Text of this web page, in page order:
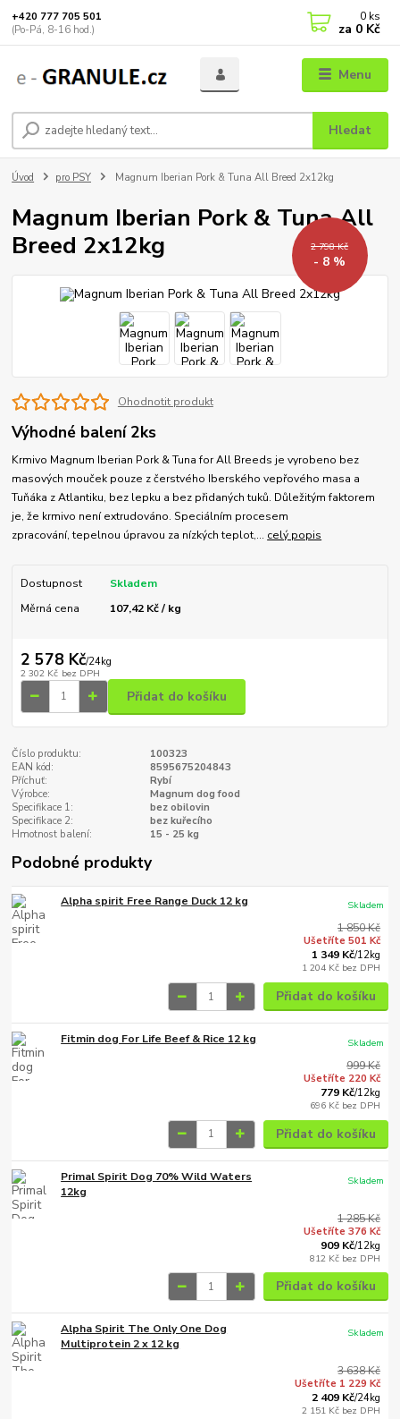
Menu
Hledat
+420 777 705 501
(Po-Pá, 8-16 hod.)
0 ks
za 0 Kč
Úvod pro PSY Magnum Iberian Pork & Tuna All Breed 2x12kg
Magnum Iberian Pork & Tuna All
Breed 2x12kg
2 798 Kč
- 8 %
Ohodnotit produkt
Výhodné balení 2ks
Krmivo Magnum Iberian Pork & Tuna for All Breeds je vyrobeno bez
masových mouček pouze z čerstvého Iberského vepřového masa a
Tuňáka z Atlantiku, bez lepku a bez přidaných tuků. Důležitým faktorem
je, že krmivo není extrudováno. Speciálním procesem
zpracování, tepelnou úpravou za nízkých teplot,... celý popis
Dostupnost
Skladem
Měrná cena
107,42 Kč / kg
2 578 Kč/24kg
2 302 Kč bez DPH
Přidat do košíku
Číslo produktu:
100323
EAN kód:
8595675204843
Příchuť:
Rybí
Výrobce:
Magnum dog food
Specifikace 1:
bez obilovin
Specifikace 2:
bez kuřecího
Hmotnost balení:
15 - 25 kg
Podobné produkty
Alpha spirit Free Range Duck 12 kg
1 850 Kč
Ušetříte 501 Kč
1 349 Kč/12kg
1 204 Kč bez DPH
Skladem
Přidat do košíku
Fitmin dog For Life Beef & Rice 12 kg
999 Kč
Ušetříte 220 Kč
779 Kč/12kg
696 Kč bez DPH
Skladem
Přidat do košíku
Primal Spirit Dog 70% Wild Waters
12kg
1 285 Kč
Ušetříte 376 Kč
909 Kč/12kg
812 Kč bez DPH
Skladem
Přidat do košíku
Alpha Spirit The Only One Dog
Multiprotein 2 x 12 kg
3 638 Kč
Ušetříte 1 229 Kč
2 409 Kč/24kg
2 151 Kč bez DPH
Skladem